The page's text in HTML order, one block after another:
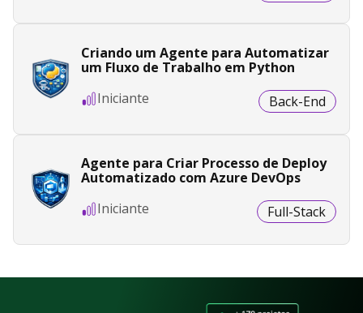
Criando um Agente para Automatizar
um Fluxo de Trabalho em Python
Iniciante
Back-End
Agente para Criar Processo de Deploy
Automatizado com Azure DevOps
Iniciante
Full-Stack